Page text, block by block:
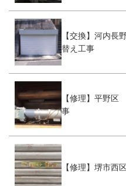
【交換】河内
替え工事
【修理】平野
事
【修理】堺市